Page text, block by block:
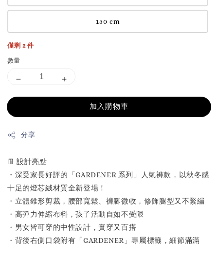
150 cm
僅剩 2 件
數量
加入購物車
分享
👖 設計亮點
・深受家長好評的「GARDENER 系列」人氣褲款，以秋冬感
十足的燈芯絨材質全新登場！
・立體錐形剪裁，腰部寬鬆、褲腳微收，修飾腿型又不緊繃
・高彈力伸縮布料，孩子活動自如不受限
・男女皆可穿的中性設計，實穿又百搭
・背後右側口袋附有「GARDENER」專屬標籤，細節滿滿